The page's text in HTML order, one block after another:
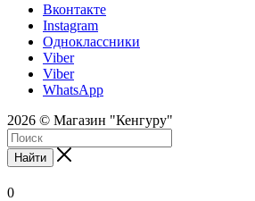
Вконтакте
Instagram
Одноклассники
Viber
Viber
WhatsApp
2026 © Магазин "Кенгуру"
Найти
0